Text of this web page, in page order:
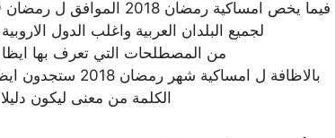
لجميع البلدان العربية واغلب الدول
من المصطلحات التي تعرف بها
بالاظافة ل
الكلمة من معنى ليكون